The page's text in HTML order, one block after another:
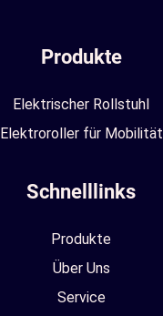
Produkte
Elektrischer Rollstuhl
Elektroroller für Mobilität
Schnelllinks
Produkte
Über Uns
Service